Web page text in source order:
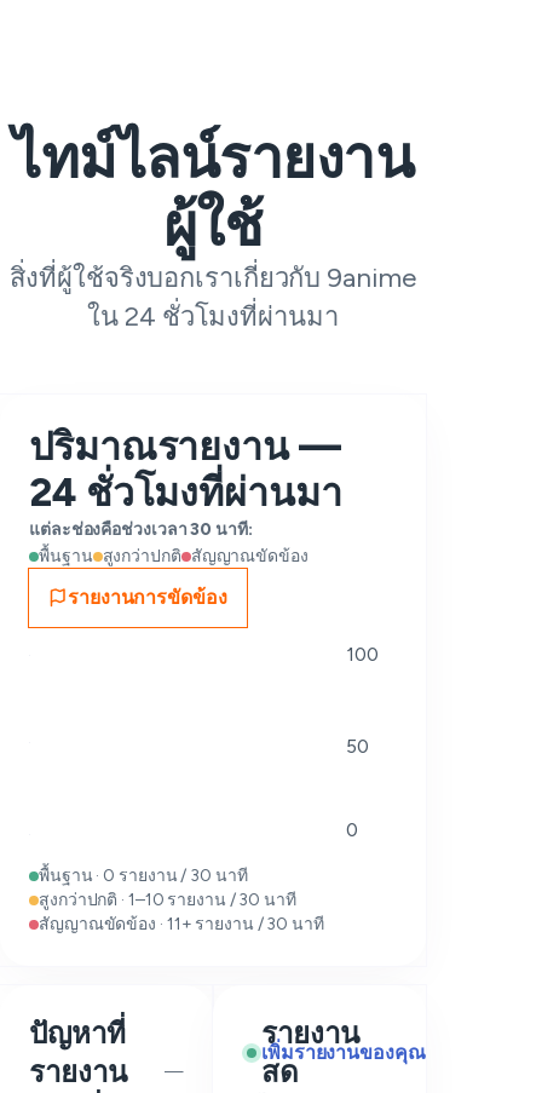
ไทม์ไลน์รายงาน
ผู้ใช้
สิ่งที่ผู้ใช้จริงบอกเราเกี่ยวกับ 9anime
ใน 24 ชั่วโมงที่ผ่านมา
ปริมาณรายงาน —
24 ชั่วโมงที่ผ่านมา
แต่ละช่องคือช่วงเวลา 30 นาที:
พื้นฐาน สูงกว่าปกติ สัญญาณขัดข้อง
รายงานการขัดข้อง
100
50
0
พื้นฐาน · 0 รายงาน / 30 นาที
สูงกว่าปกติ · 1–10 รายงาน / 30 นาที
สัญญาณขัดข้อง · 11+ รายงาน / 30 นาที
ปัญหาที่
รายงาน
—
รายงาน
สด
เพิ่มรายงานของคุณ